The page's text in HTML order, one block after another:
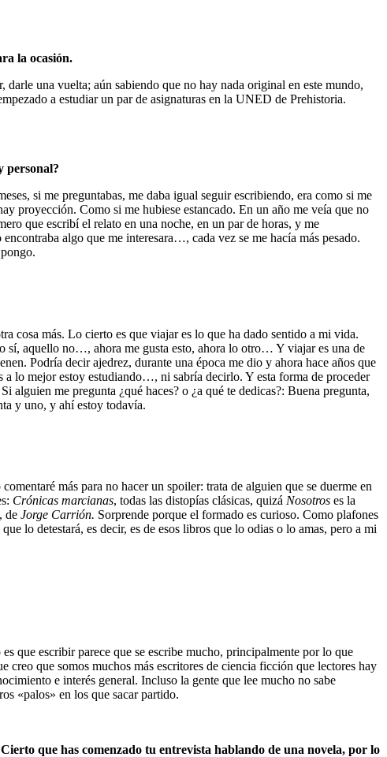
la ocasión.
una vuelta; aún sabiendo que no hay nada original en este mundo,
a estudiar un par de asignaturas en la UNED de Prehistoria.
personal?
si me preguntabas, me daba igual seguir escribiendo, era como si me
proyección. Como si me hubiese estancado. En un año me veía que no
que escribí el relato en una noche, en un par de horas, y me
algo que me interesara…, cada vez se me hacía más pesado.
cosa más. Lo cierto es que viajar es lo que ha dado sentido a mi vida.
sí, aquello no…, ahora me gusta esto, ahora lo otro… Y viajar es una de
Podría decir ajedrez, durante una época me dio y ahora hace años que
lo mejor estoy estudiando…, ni sabría decirlo. Y esta forma de proceder
me pregunta ¿qué haces? o ¿a qué te dedicas?: Buena pregunta,
y uno, y ahí estoy todavía.
más para no hacer un spoiler: trata de alguien que se duerme en
Crónicas marcianas, todas las distopías clásicas, quizá Nosotros es la
, de Jorge Carrión. Sorprende porque el formado es curioso. Como plafones
lo detestará, es decir, es de esos libros que lo odias o lo amas, pero a mi
que escribir parece que se escribe mucho, principalmente por lo que
que somos muchos más escritores de ciencia ficción que lectores hay
e interés general. Incluso la gente que lee mucho no sabe
«palos» en los que sacar partido.
que has comenzado tu entrevista hablando de una novela, por lo